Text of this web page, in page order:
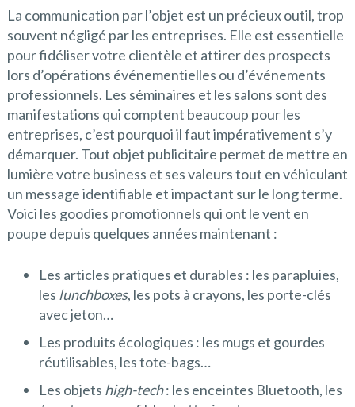
La communication par l’objet est un précieux outil, trop
souvent négligé par les entreprises. Elle est essentielle
pour fidéliser votre clientèle et attirer des prospects
lors d’opérations événementielles ou d’événements
professionnels. Les séminaires et les salons sont des
manifestations qui comptent beaucoup pour les
entreprises, c’est pourquoi il faut impérativement s’y
démarquer. Tout objet publicitaire permet de mettre en
lumière votre business et ses valeurs tout en véhiculant
un message identifiable et impactant sur le long terme.
Voici les goodies promotionnels qui ont le vent en
poupe depuis quelques années maintenant :
Les articles pratiques et durables : les parapluies,
les lunchboxes, les pots à crayons, les porte-clés
avec jeton…
Les produits écologiques : les mugs et gourdes
réutilisables, les tote-bags…
Les objets high-tech: les enceintes Bluetooth, les